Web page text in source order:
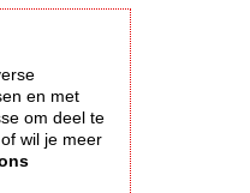
en met
om deel te
wil je meer